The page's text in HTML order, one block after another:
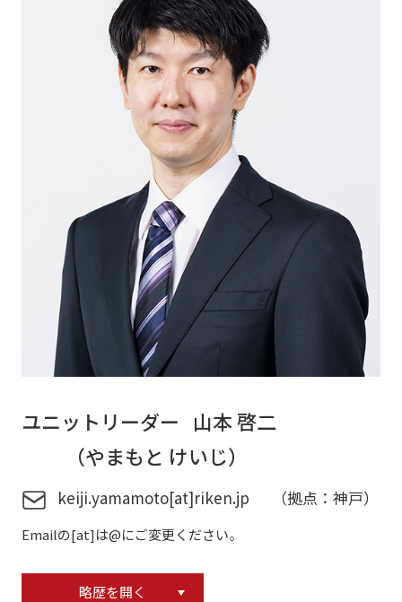
ユニットリーダー 山本 啓二
（やまもと けいじ）
keiji.yamamoto[at]riken.jp （拠点：神戸）
Emailの[at]は@にご変更ください。
略歴を開く